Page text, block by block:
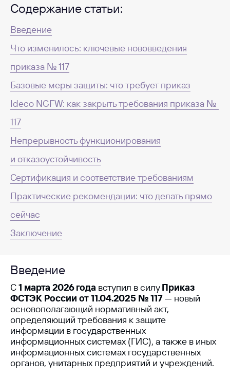
Содержание статьи:
Введение
Что изменилось: ключевые нововведения
приказа № 117
Базовые меры защиты: что требует приказ
Ideco NGFW: как закрыть требования приказа №
117
Непрерывность функционирования
и отказоустойчивость
Сертификация и соответствие требованиям
Практические рекомендации: что делать прямо
сейчас
Заключение
Введение
С1 марта 2026 года вступил в силуПриказ
ФСТЭК России от 11.04.2025 № 117— новый
основополагающий нормативный акт,
определяющий требования к защите
информации в государственных
информационных системах (ГИС), а также в иных
информационных системах государственных
органов, унитарных предприятий и учреждений.